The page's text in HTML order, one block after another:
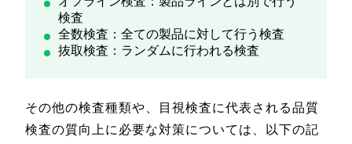
検査
全数検査：全ての製品に対して行う検査
抜取検査：ランダムに行われる検査
その他の検査種類や、目視検査に代表される品質
検査の質向上に必要な対策については、以下の記